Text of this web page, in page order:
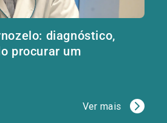
diagnóstico,
procurar um
Ver mais